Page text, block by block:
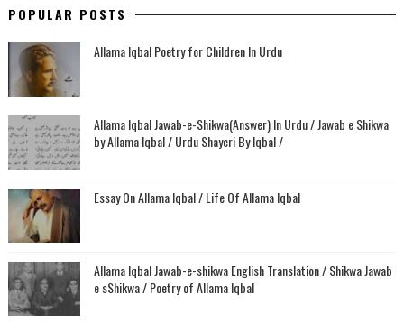
POPULAR POSTS
Allama Iqbal Poetry for Children In Urdu
Allama Iqbal Jawab-e-Shikwa(Answer) In Urdu / Jawab e Shikwa
by Allama Iqbal / Urdu Shayeri By Iqbal /
Essay On Allama Iqbal / Life Of Allama Iqbal
Allama Iqbal Jawab-e-shikwa English Translation / Shikwa Jawab
e sShikwa / Poetry of Allama Iqbal